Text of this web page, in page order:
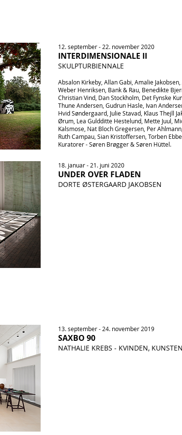
12. september - 22. november 2020
INTERDIMENSIONALE II
SKULPTURBIENNALE
Absalon Kirkeby, Allan Gabi, Amalie
Weber Henriksen, Bank & Rau, Benedikte
Christian Vind, Dan Stockholm, Det Fynske
Thune Andersen, Gudrun Hasle, Ivan
Hvid Søndergaard, Julie Stavad, Klaus Thejll
Ørum, Lea Guldditte Hestelund, Mette Juul,
Kalsmose, Nat Bloch Gregersen, Per
Ruth Campau, Sian Kristoffersen, Torben
Kuratorer - Søren Brøgger & Søren Hüttel.
18. januar - 21. juni 2020
UNDER OVER FLADEN
DORTE ØSTERGAARD JAKOBSEN
13. september - 24. november 2019
SAXBO 90
NATHALIE KREBS - KVINDEN,